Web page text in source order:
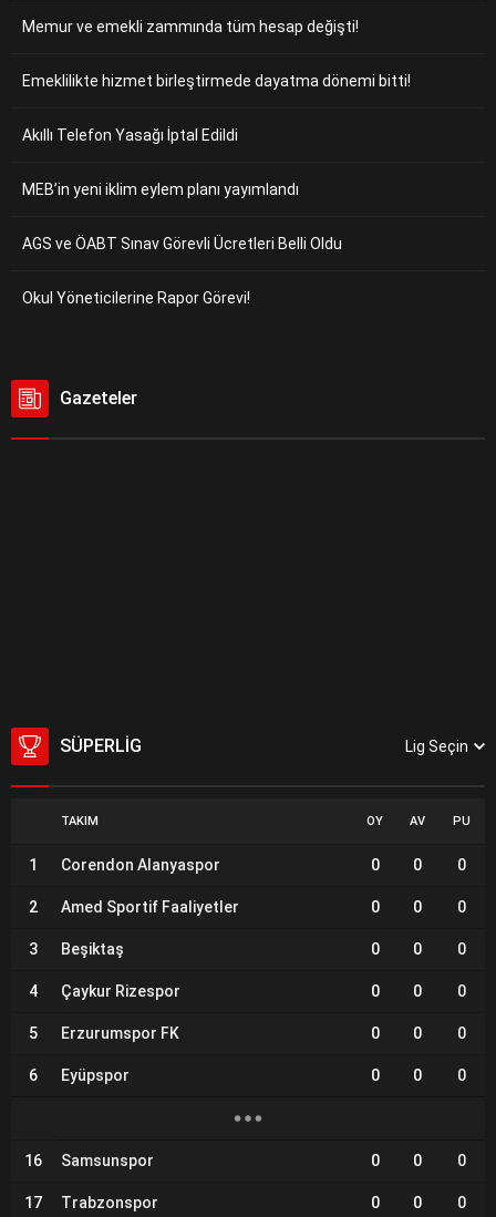
Memur ve emekli zammında tüm hesap değişti!
Emeklilikte hizmet birleştirmede dayatma dönemi bitti!
Akıllı Telefon Yasağı İptal Edildi
MEB’in yeni iklim eylem planı yayımlandı
AGS ve ÖABT Sınav Görevli Ücretleri Belli Oldu
Okul Yöneticilerine Rapor Görevi!
Gazeteler
SÜPERLIG Lig Seçin
TAKIM OY AV PU
1 Corendon Alanyaspor 0 0 0
2 Amed Sportif Faaliyetler 0 0 0
3 Beşiktaş 0 0 0
4 Çaykur Rizespor 0 0 0
5 Erzurumspor FK 0 0 0
6 Eyüpspor 0 0 0
16 Samsunspor 0 0 0
17 Trabzonspor 0 0 0